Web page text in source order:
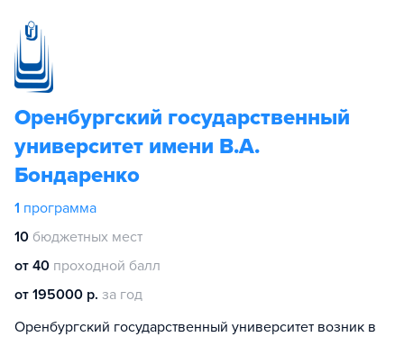
Оренбургский государственный
университет имени В.А.
Бондаренко
1 программа
10 бюджетных мест
от 40 проходной балл
от 195000 р. за год
Оренбургский государственный университет возник в